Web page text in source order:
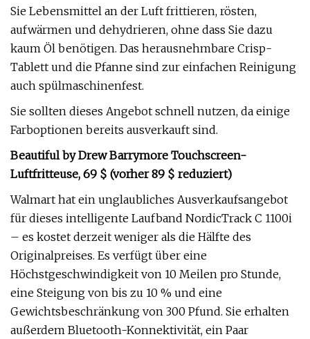
Sie Lebensmittel an der Luft frittieren, rösten,
aufwärmen und dehydrieren, ohne dass Sie dazu
kaum Öl benötigen. Das herausnehmbare Crisp-
Tablett und die Pfanne sind zur einfachen Reinigung
auch spülmaschinenfest.
Sie sollten dieses Angebot schnell nutzen, da einige
Farboptionen bereits ausverkauft sind.
Beautiful by Drew Barrymore Touchscreen-
Luftfritteuse, 69 $ (vorher 89 $ reduziert)
Walmart hat ein unglaubliches Ausverkaufsangebot
für dieses intelligente Laufband NordicTrack C 1100i
– es kostet derzeit weniger als die Hälfte des
Originalpreises. Es verfügt über eine
Höchstgeschwindigkeit von 10 Meilen pro Stunde,
eine Steigung von bis zu 10 % und eine
Gewichtsbeschränkung von 300 Pfund. Sie erhalten
außerdem Bluetooth-Konnektivität, ein Paar